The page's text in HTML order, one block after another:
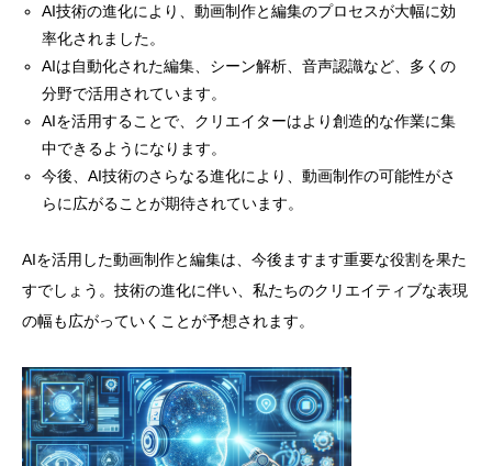
AI技術の進化により、動画制作と編集のプロセスが大幅に効
率化されました。
AIは自動化された編集、シーン解析、音声認識など、多くの
分野で活用されています。
AIを活用することで、クリエイターはより創造的な作業に集
中できるようになります。
今後、AI技術のさらなる進化により、動画制作の可能性がさ
らに広がることが期待されています。
AIを活用した動画制作と編集は、今後ますます重要な役割を果た
すでしょう。技術の進化に伴い、私たちのクリエイティブな表現
の幅も広がっていくことが予想されます。